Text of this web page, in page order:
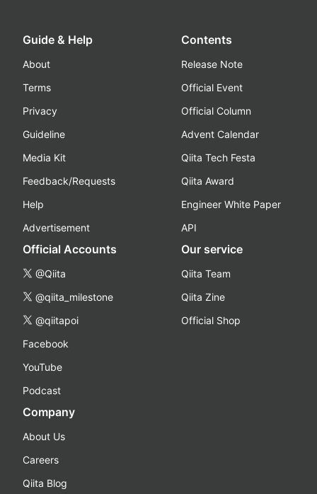
Guide & Help
About
Terms
Privacy
Guideline
Media Kit
Feedback/Requests
Help
Advertisement
Contents
Release Note
Official Event
Official Column
Advent Calendar
Qiita Tech Festa
Qiita Award
Engineer White Paper
API
Official Accounts
@Qiita
@qiita_milestone
@qiitapoi
Facebook
YouTube
Podcast
Our service
Qiita Team
Qiita Zine
Official Shop
Company
About Us
Careers
Qiita Blog